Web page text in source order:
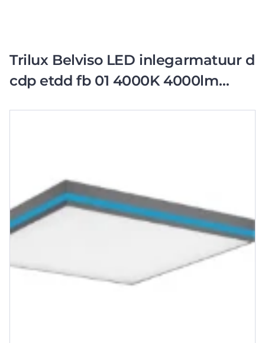
Trilux Belviso LED inlegarmatuur d
cdp etdd fb 01 4000K 4000lm